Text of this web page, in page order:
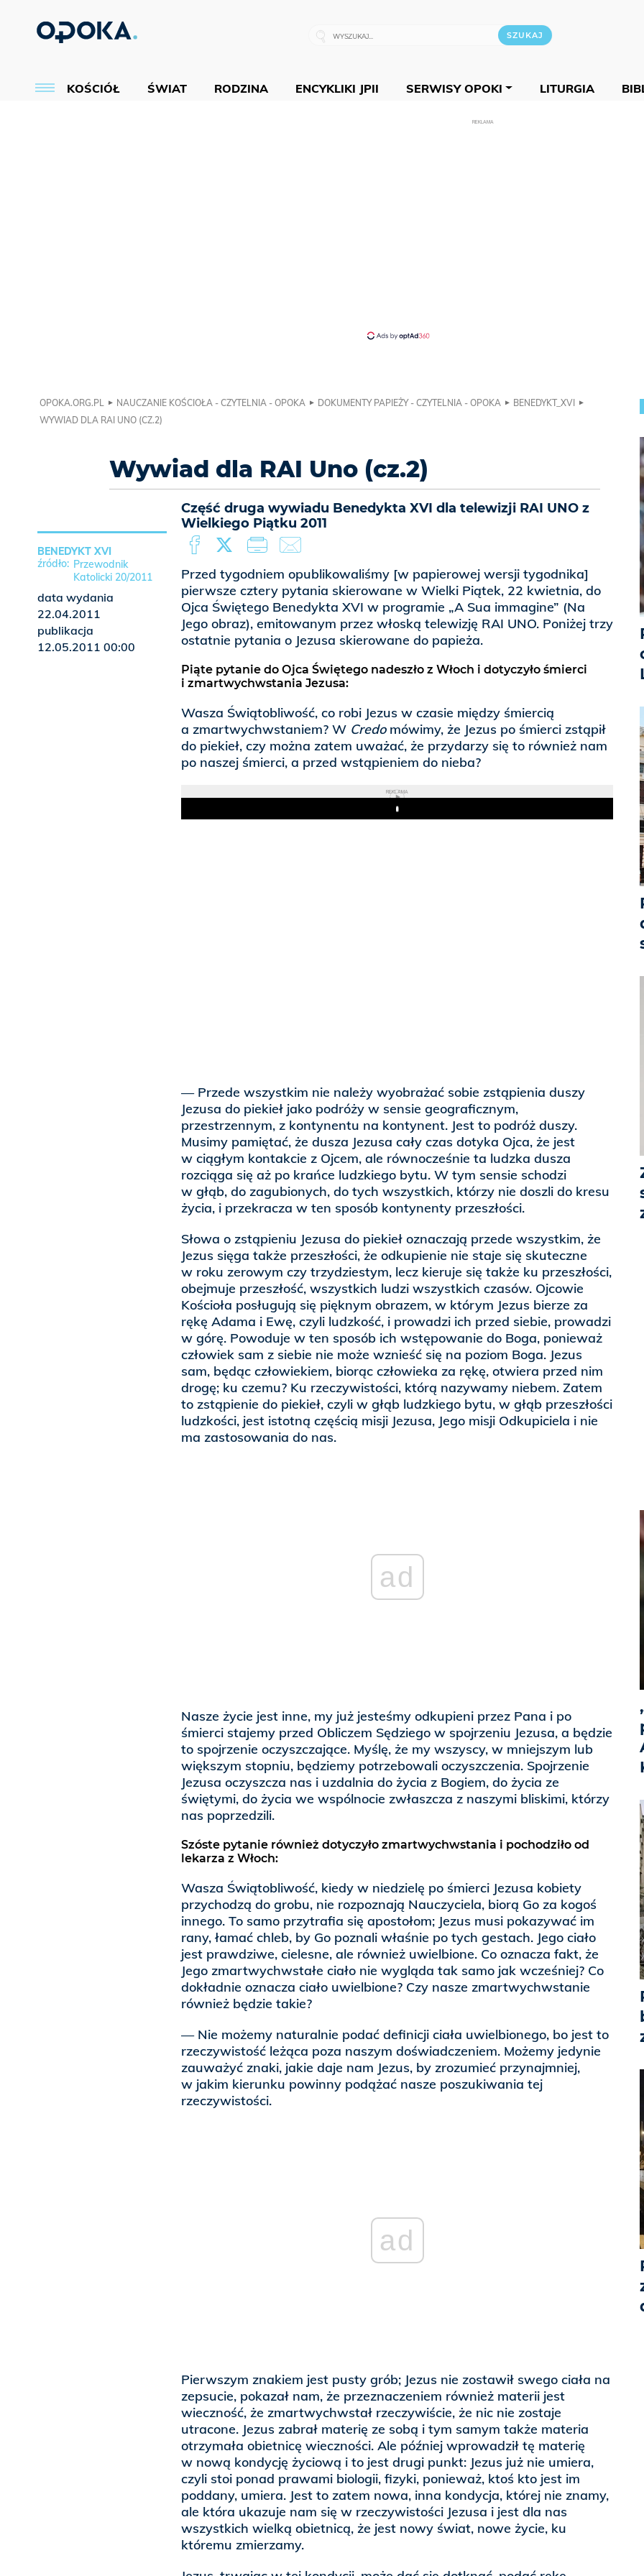
KOŚCIÓŁ ŚWIAT RODZINA ENCYKLIKI JPII SERWISY OPOKI LITURGIA
REKLAMA
OPOKA.ORG.PL NAUCZANIE KOŚCIOŁA - CZYTELNIA - OPOKA DOKUMENTY PAPIEŻY - CZYTELNIA - OPOKA
BENEDYKT_XVI
WYWIAD DLA RAI UNO (CZ.2)
Wywiad dla RAI Uno (cz.2)
Część druga wywiadu Benedykta XVI dla telewizji RAI UNO z
Wielkiego Piątku 2011
Przed tygodniem opublikowaliśmy [w papierowej wersji tygodnika]
pierwsze cztery pytania skierowane w Wielki Piątek, 22 kwietnia, do
Ojca Świętego Benedykta XVI w programie „A Sua immagine” (Na
Jego obraz), emitowanym przez włoską telewizję RAI UNO. Poniżej trzy
ostatnie pytania o Jezusa skierowane do papieża.
Piąte pytanie do Ojca Świętego nadeszło z Włoch i dotyczyło śmierci
i zmartwychwstania Jezusa:
Wasza Świątobliwość, co robi Jezus w czasie między śmiercią
a zmartwychwstaniem? W Credomówimy, że Jezus po śmierci zstąpił
do piekieł, czy można zatem uważać, że przydarzy się to również nam
po naszej śmierci, a przed wstąpieniem do nieba?
REKLAMA
Play
— Przede wszystkim nie należy wyobrażać sobie zstąpienia duszy
Jezusa do piekieł jako podróży w sensie geograficznym,
przestrzennym, z kontynentu na kontynent. Jest to podróż duszy.
Musimy pamiętać, że dusza Jezusa cały czas dotyka Ojca, że jest
w ciągłym kontakcie z Ojcem, ale równocześnie ta ludzka dusza
rozciąga się aż po krańce ludzkiego bytu. W tym sensie schodzi
w głąb, do zagubionych, do tych wszystkich, którzy nie doszli do kresu
życia, i przekracza w ten sposób kontynenty przeszłości.
Słowa o zstąpieniu Jezusa do piekieł oznaczają przede wszystkim, że
Jezus sięga także przeszłości, że odkupienie nie staje się skuteczne
w roku zerowym czy trzydziestym, lecz kieruje się także ku przeszłości,
obejmuje przeszłość, wszystkich ludzi wszystkich czasów. Ojcowie
Kościoła posługują się pięknym obrazem, w którym Jezus bierze za
rękę Adama i Ewę, czyli ludzkość, i prowadzi ich przed siebie, prowadzi
w górę. Powoduje w ten sposób ich wstępowanie do Boga, ponieważ
człowiek sam z siebie nie może wznieść się na poziom Boga. Jezus
sam, będąc człowiekiem, biorąc człowieka za rękę, otwiera przed nim
drogę; ku czemu? Ku rzeczywistości, którą nazywamy niebem. Zatem
to zstąpienie do piekieł, czyli w głąb ludzkiego bytu, w głąb przeszłości
ludzkości, jest istotną częścią misji Jezusa, Jego misji Odkupiciela i nie
ma zastosowania do nas.
ad
Nasze życie jest inne, my już jesteśmy odkupieni przez Pana i po
śmierci stajemy przed Obliczem Sędziego w spojrzeniu Jezusa, a będzie
to spojrzenie oczyszczające. Myślę, że my wszyscy, w mniejszym lub
większym stopniu, będziemy potrzebowali oczyszczenia. Spojrzenie
Jezusa oczyszcza nas i uzdalnia do życia z Bogiem, do życia ze
świętymi, do życia we wspólnocie zwłaszcza z naszymi bliskimi, którzy
nas poprzedzili.
Szóste pytanie również dotyczyło zmartwychwstania i pochodziło od
lekarza z Włoch:
Wasza Świątobliwość, kiedy w niedzielę po śmierci Jezusa kobiety
przychodzą do grobu, nie rozpoznają Nauczyciela, biorą Go za kogoś
innego. To samo przytrafia się apostołom; Jezus musi pokazywać im
rany, łamać chleb, by Go poznali właśnie po tych gestach. Jego ciało
jest prawdziwe, cielesne, ale również uwielbione. Co oznacza fakt, że
Jego zmartwychwstałe ciało nie wygląda tak samo jak wcześniej? Co
dokładnie oznacza ciało uwielbione? Czy nasze zmartwychwstanie
również będzie takie?
— Nie możemy naturalnie podać definicji ciała uwielbionego, bo jest to
rzeczywistość leżąca poza naszym doświadczeniem. Możemy jedynie
zauważyć znaki, jakie daje nam Jezus, by zrozumieć przynajmniej,
w jakim kierunku powinny podążać nasze poszukiwania tej
rzeczywistości.
ad
Pierwszym znakiem jest pusty grób; Jezus nie zostawił swego ciała na
zepsucie, pokazał nam, że przeznaczeniem również materii jest
wieczność, że zmartwychwstał rzeczywiście, że nic nie zostaje
utracone. Jezus zabrał materię ze sobą i tym samym także materia
otrzymała obietnicę wieczności. Ale później wprowadził tę materię
w nową kondycję życiową i to jest drugi punkt: Jezus już nie umiera,
czyli stoi ponad prawami biologii, fizyki, ponieważ, ktoś kto jest im
poddany, umiera. Jest to zatem nowa, inna kondycja, której nie znamy,
ale która ukazuje nam się w rzeczywistości Jezusa i jest dla nas
wszystkich wielką obietnicą, że jest nowy świat, nowe życie, ku
któremu zmierzamy.
BENEDYKT XVI
Przewodnik
Katolicki 20/2011
data wydania
22.04.2011
publikacja
12.05.2011 00:00